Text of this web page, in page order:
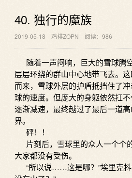
40. 独行的魔族
2019-05-18 鸡排ZOPN 阅读：986
随着一声闷响，巨大的雪球腾
层层环绕的群山中心地带飞去。
而来，雪球外层的护盾抵挡住了
球的速度。但庞大的身躯依然扛
逐渐减速，最终越过了最后一道
界。
砰！！
片刻后，雪球里的众人一个个
大家都没有受伤。
“所以说……这是哪？”埃里克抖